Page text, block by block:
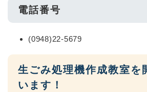
電話番号
(0948)22-5679
生ごみ処理機作成教室を
います！